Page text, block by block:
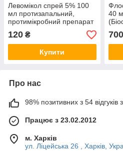
Левомікол спрей 5% 100
мл протизапальний,
протимікробний препарат
тварин
120 ₴
Купити
40
700
Про нас
98% позитивних з 54 відгуків
Працює з 23.02.2012
м. Харків
ул. Ліцейська 26 , Харків,